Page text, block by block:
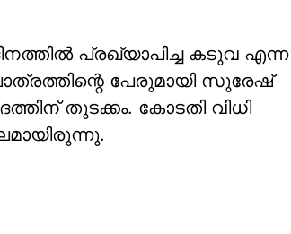
പ്രഖ്യാപിച്ച കടുവ എന്ന
പേരുമായി സുരേഷ്
തുടക്കം. കോടതി വിധി